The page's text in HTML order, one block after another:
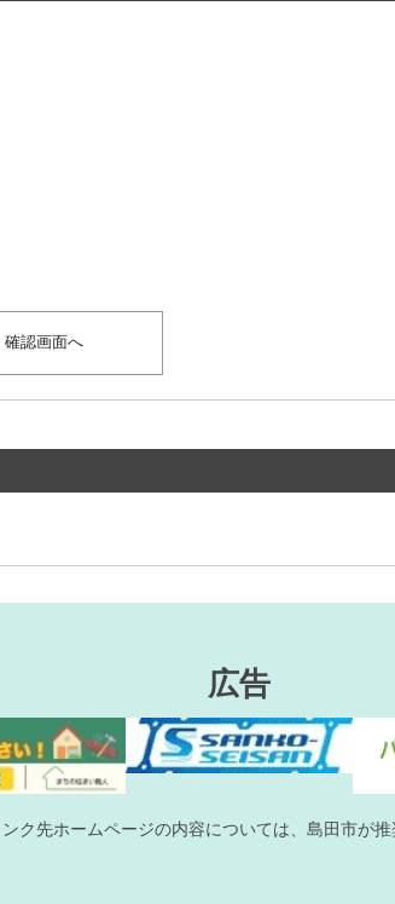
広告
ク先ホームページの内容については、島田市が推